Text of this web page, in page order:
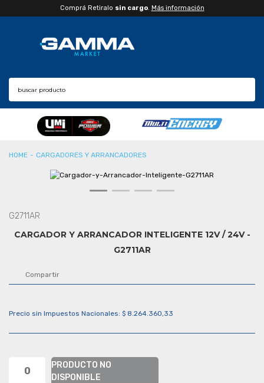
Comprá Retiralo sin cargo. Más información
CARGADORES Y ARRANCADORES
G2711AR
CARGADOR Y ARRANCADOR INTELIGENTE 12V / 24V -
G2711AR
Compartir
Precio sin Impuestos Nacionales: $ 8.264.360,33
0
PRODUCTO NO
DISPONIBLE
CONSULTAR PLAZO DE ENTREGA
CPA